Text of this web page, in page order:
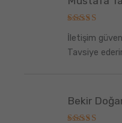
üzerinden
5 oy aldı
İletişim
Tavsiye
Bekir